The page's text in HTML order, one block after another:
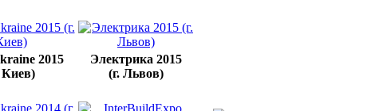
2015
Киев)
Электрика 2015
(г. Львов)